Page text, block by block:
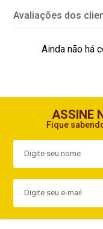
Avaliações dos
Ainda não há
ASSINE
Fique